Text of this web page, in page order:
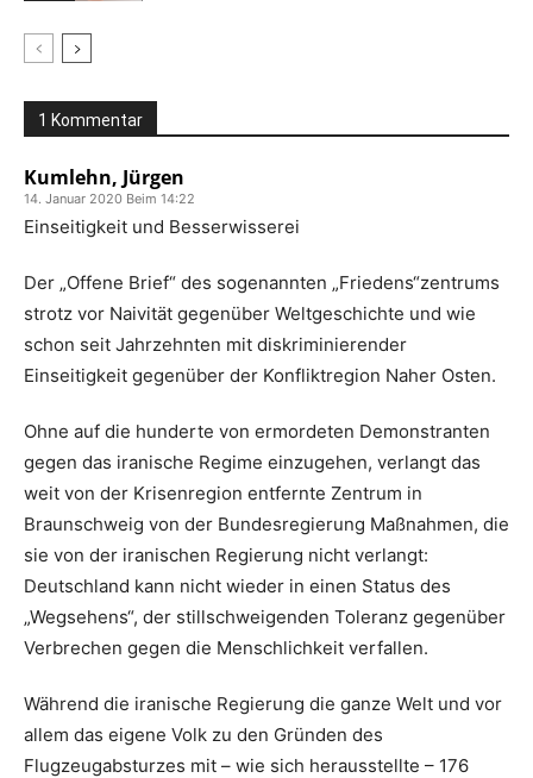
1 Kommentar
Kumlehn, Jürgen
14. Januar 2020 Beim 14:22
Einseitigkeit und Besserwisserei
Der „Offene Brief“ des sogenannten „Friedens“zentrums
strotz vor Naivität gegenüber Weltgeschichte und wie
schon seit Jahrzehnten mit diskriminierender
Einseitigkeit gegenüber der Konfliktregion Naher Osten.
Ohne auf die hunderte von ermordeten Demonstranten
gegen das iranische Regime einzugehen, verlangt das
weit von der Krisenregion entfernte Zentrum in
Braunschweig von der Bundesregierung Maßnahmen, die
sie von der iranischen Regierung nicht verlangt:
Deutschland kann nicht wieder in einen Status des
„Wegsehens“, der stillschweigenden Toleranz gegenüber
Verbrechen gegen die Menschlichkeit verfallen.
Während die iranische Regierung die ganze Welt und vor
allem das eigene Volk zu den Gründen des
Flugzeugabsturzes mit – wie sich herausstellte – 176